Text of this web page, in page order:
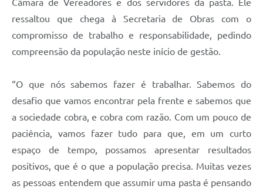
Câmara de Vereadores e dos servidores da pasta. Ele
ressaltou que chega à Secretaria de Obras com o
compromisso de trabalho e responsabilidade, pedindo
compreensão da população neste início de gestão.
“O que nós sabemos fazer é trabalhar. Sabemos do
desafio que vamos encontrar pela frente e sabemos que
a sociedade cobra, e cobra com razão. Com um pouco de
paciência, vamos fazer tudo para que, em um curto
espaço de tempo, possamos apresentar resultados
positivos, que é o que a população precisa. Muitas vezes
as pessoas entendem que assumir uma pasta é pensando